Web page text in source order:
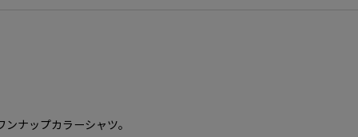
ナップカラーシャツ。